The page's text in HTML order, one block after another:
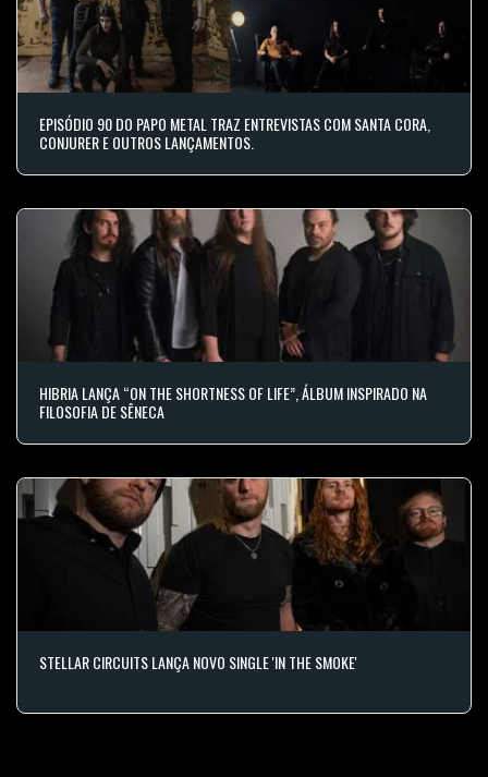
EPISÓDIO 90 DO PAPO METAL TRAZ ENTREVISTAS COM SANTA CORA,
CONJURER E OUTROS LANÇAMENTOS.
HIBRIA LANÇA “ON THE SHORTNESS OF LIFE”, ÁLBUM INSPIRADO NA
FILOSOFIA DE SÊNECA
STELLAR CIRCUITS LANÇA NOVO SINGLE 'IN THE SMOKE'